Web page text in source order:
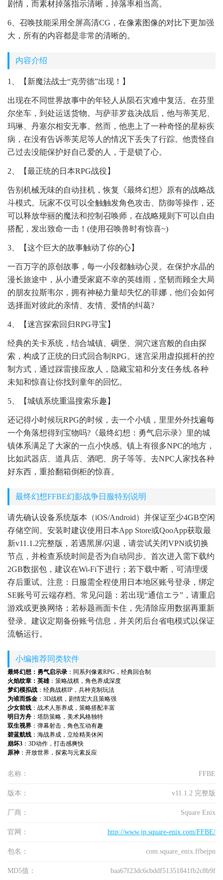
剧情，而素材掉落指示清晰，掉落率相当高。
6、召唤技能采用全屏高清CG，在像素图像的对比下更加强
大，所有的内容都是非常的清晰的。
内容介绍
1、【新魔法战士“克劳德”出现！】
出现在不同世界故事中的年轻人从陨石灾难中复活。在芬里
尔坐车，到处运送货物。与萨菲罗兹决战后，他与蒂芙尼、
玛琳、丹塞尔相安无事。然而，他患上了一种奇怪的星标疾
病，在没有告诉蒂芙尼等人的情况下丢失了行踪。他责怪自
己过去没能保护好自己爱的人，于是锁了心。
2、【最正统的日本RPG战役】
告别机械无味的自动挂机，恢复《最终幻想》原有的战略战
斗模式。玩家不仅可以全触触发角色攻击、防御等操作，还
可以释放华丽的魔法和控制召唤师，在战略规则下可以自由
搭配，发出致命一击！(使用召唤兽时有惊喜~)
3、【这个巨大的故事触动了你的心】
一百万字的原创故事，每一小段都触动心灵。在保护水晶的
漫长旅途中，从小遭受家庭不幸的英雄雨，坚韧而顾全大局
的朋友拉斯韦尔，拥有神秘力量却失忆的菲娜，他们会如何
选择面对彼此的亲情、友情、爱情的纠葛?
4、【迷宫探索回归RPG寻宝】
经典的关卡系统，结合城镇、碉堡、洞穴迷宫般的自由探
索，构成了正统的日式回合制RPG。迷宫采用虚拟摇杆的控
制方式，通过踩雷接应敌人，隐藏宝箱和分支任务线.各种
未知和惊喜让你找到童年的回忆。
5、【城镇系统重温搜索乐趣】
还记得小时候玩RPG的时候，去一个小镇，里里外外找遍每
一个角落想得到宝物吗?《最终幻想：勇气启示录》里的城
镇体系满足了大家的一点小快感。镇上有很多NPC的地方，
比如武器店、道具店、酒吧、房子等等。去NPC人家找各种
好东西，重拾翻箱倒柜的惊喜。
最终幻想FFBE幻影战争日服特别说明
请先确认设备系统版本（iOS/Android）并保证至少4GB空闲
存储空间。安装时建议使用日本App Store或QooApp获取最
新v11.1.2完整版，若遇黑屏/闪退，请尝试关闭VPN或切换
节点，并检查系统时间是否为自动同步。首次进入需下载约
2GB数据包，建议在Wi-Fi下进行；若下载中断，可清理缓
存后重试。注意：日服需全程使用日本地区账号登录，绑定
SE账号可云端存档。常见问题：若出现“通信エラ”，请重启
游戏或更换网络；若标题画面卡住，先清除应用数据再重新
登录。建议定期备份账号信息，并关闭后台省电模式以保证
流畅运行。
小编推荐同类软件
最终幻想：勇气启示录 ：同系列像素RPG，经典回合制
火焰纹章：英雄：策略战棋，角色养成深度
梦幻模拟战 ：经典战棋IP，兵种克制玩法
为谁而炼金 ：3D战棋，剧情宏大且策略强
少女前线 ：战术人形养成，策略搭配丰富
明日方舟 ：塔防策略，美术风格独特
双生视界 ：弹幕射击，角色互动有趣
碧蓝航线 ：海战养成，立绘精美休闲
崩坏3 ：3D动作，打击感爽快
原神 ：开放世界，探索与元素反应
名称： FFBE
版本： v11.1.2 完整版
厂商： Square Enix
官网： http://www.jp.square-enix.com/FFBE/
包名： com.square_enix.ffbejpn
MD5值： baa67f23dc6cbddf51351841fb2c8b9f